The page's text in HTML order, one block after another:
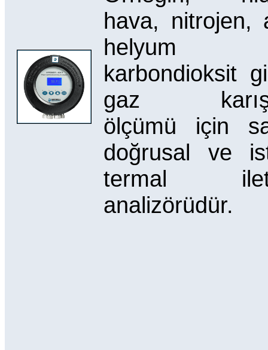
hava, nitrojen,
karbondioksit
gaz
ölçümü için
doğrusal ve
termal
analizörüdür.